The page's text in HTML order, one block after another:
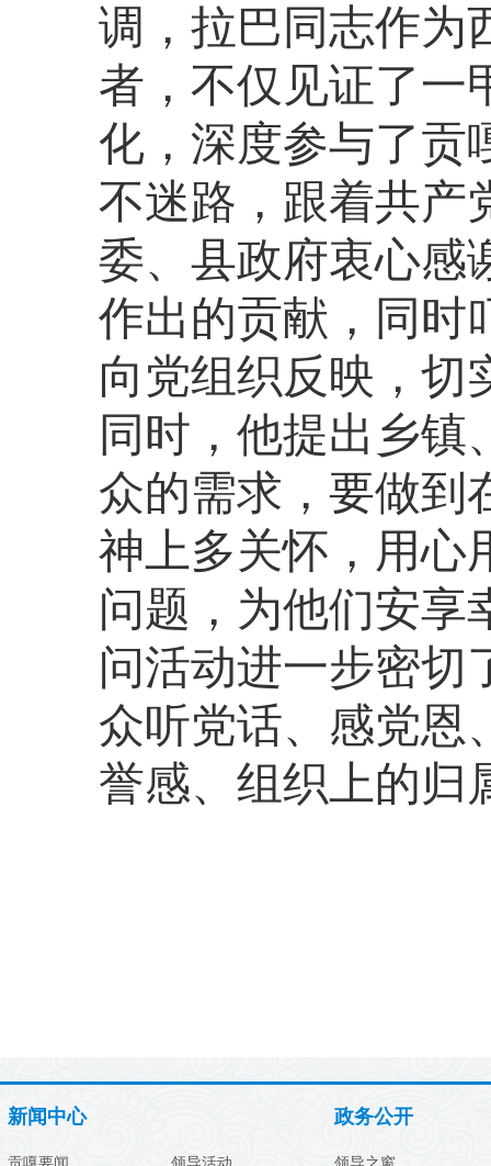
调，拉巴同志作为
者，不仅见证了一
化，深度参与了贡
不迷路，跟着共产
委、县政府衷心感
作出的贡献，同时
向党组织反映，切
同时，他提出乡镇
众的需求，要做到
神上多关怀，用心
问题，为他们安享
问活动进一步密切
众听党话、感党恩
誉感、组织上的归
新闻中心
贡嘎要闻 领导活动
政务公开
领导之窗